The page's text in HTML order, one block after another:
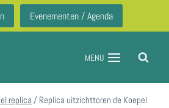
Evenementen / Agenda
MENU
replica/ Replica uitzichttoren de Koepel